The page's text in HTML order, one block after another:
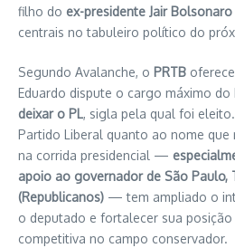
filho do ex-presidente Jair Bolsonaro
centrais no tabuleiro político do
Segundo Avalanche, o PRTB
Eduardo dispute o cargo máximo do
deixar o PL, sigla pela qual foi
Partido Liberal quanto ao nome que
na corrida presidencial —
apoio ao governador de São Paulo,
(Republicanos) — tem ampliado o
o deputado e fortalecer sua
competitiva no campo conservador.